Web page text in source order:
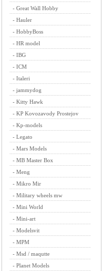
- Great Wall Hobby
- Hauler
- HobbyBoss
- HR model
- IBG
- ICM
- Italeri
- jammydog
- Kitty Hawk
- KP Kovozavody Prostejov
- Kp-models
- Legato
- Mars Models
- MB Master Box
- Meng
- Mikro Mir
- Military wheels mw
- Mini World
- Mini-art
- Modelsvit
- MPM
- Msd / maqutte
- Planet Models